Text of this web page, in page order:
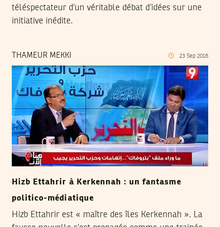
téléspectateur d’un véritable débat d’idées sur une
initiative inédite.
THAMEUR MEKKI 23 Sep 2016
Hizb Ettahrir à Kerkennah : un fantasme
politico-médiatique
Hizb Ettahrir est « maître des îles Kerkennah ». La